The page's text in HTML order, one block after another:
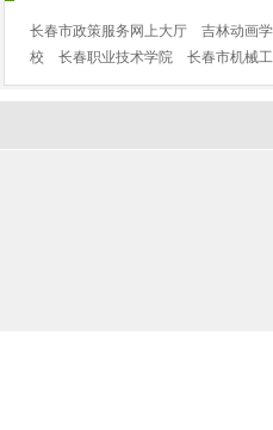
长春市政策服务网上大厅 吉林动画
校
长春职业技术学院 长春市机械